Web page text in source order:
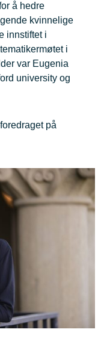
å hedre
kvinnelige
innstiftet i
i
var Eugenia
university og
på